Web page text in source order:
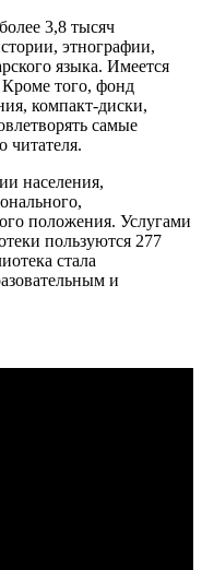
3,8 тысяч
этнографии,
языка. Имеется
Кроме того, фонд
компакт-диски,
самые
читателя.
населения,
положения. Услугами
пользуются 277
стала
и